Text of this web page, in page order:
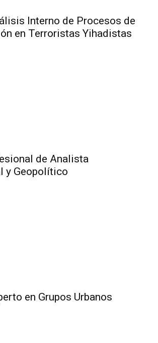
Interno de Procesos de
en Terroristas Yihadistas
de Analista
y Geopolítico
en Grupos Urbanos